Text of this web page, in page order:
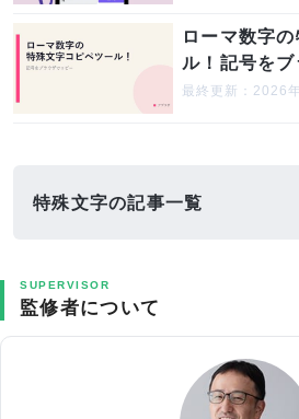
ローマ数字
ル！記号を
最終更新：2026
特殊文字の記事一覧
SUPERVISOR
監修者について